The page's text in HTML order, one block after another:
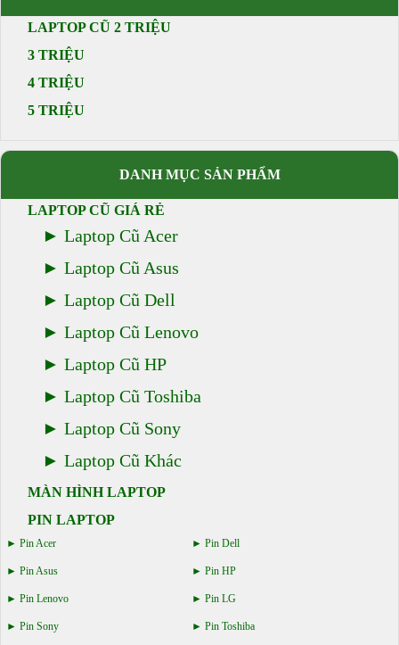
LAPTOP CŨ 2 TRIỆU
3 TRIỆU
4 TRIỆU
5 TRIỆU
DANH MỤC SẢN PHẨM
LAPTOP CŨ GIÁ RẺ
Laptop Cũ Acer
Laptop Cũ Asus
Laptop Cũ Dell
Laptop Cũ Lenovo
Laptop Cũ HP
Laptop Cũ Toshiba
Laptop Cũ Sony
Laptop Cũ Khác
MÀN HÌNH LAPTOP
PIN LAPTOP
Pin Acer Pin Dell
Pin Asus Pin HP
Pin Lenovo Pin LG
Pin Sony Pin Toshiba